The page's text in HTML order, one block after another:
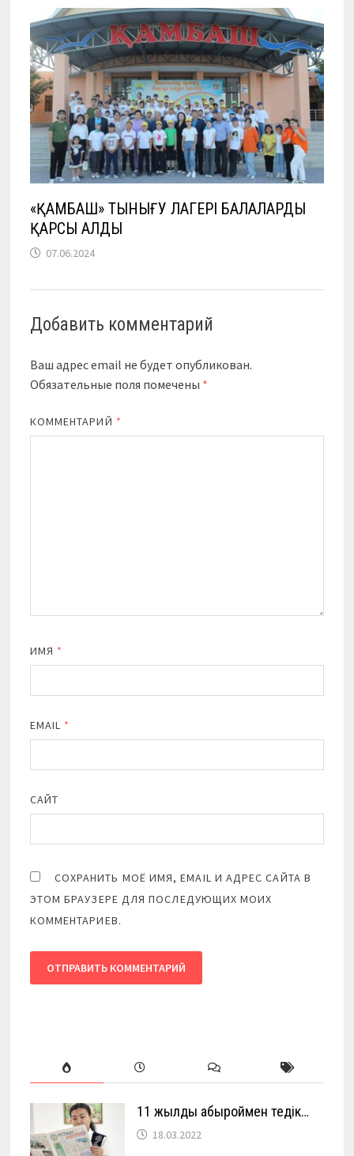
«ҚАМБАШ» ТЫНЫҒУ ЛАГЕРІ БАЛАЛАРДЫ
ҚАРСЫ АЛДЫ
07.06.2024
Добавить комментарий
Ваш адрес email не будет опубликован.
Обязательные поля помечены *
КОММЕНТАРИЙ *
ИМЯ *
EMAIL *
САЙТ
СОХРАНИТЬ МОЁ ИМЯ, EMAIL И АДРЕС САЙТА В
ЭТОМ БРАУЗЕРЕ ДЛЯ ПОСЛЕДУЮЩИХ МОИХ
КОММЕНТАРИЕВ.
11 жылды абыроймен өтедік…
18.03.2022